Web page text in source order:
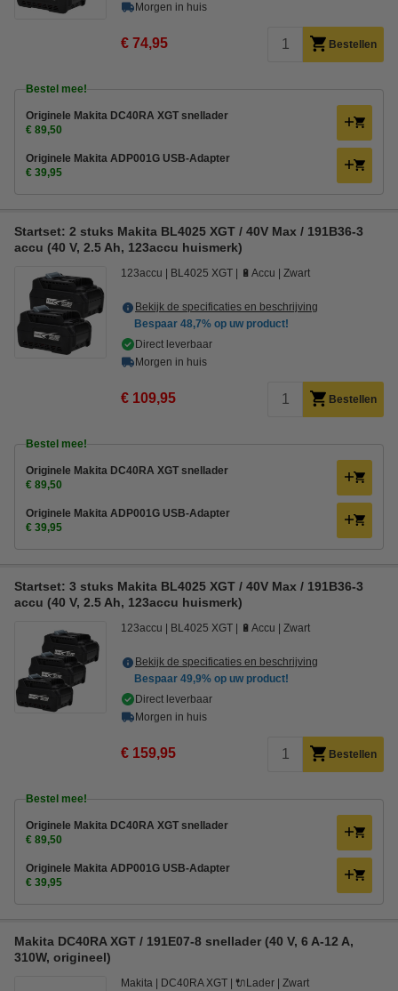
Morgen in huis
€ 74,95 Bestellen
Bestel mee!
Originele Makita DC40RA XGT snellader
€ 89,50
Originele Makita ADP001G USB-Adapter
€ 39,95
Startset: 2 stuks Makita BL4025 XGT / 40V Max / 191B36-3
accu (40 V, 2.5 Ah, 123accu huismerk)
123accu BL4025 XGT 🔋Accu Zwart
Bekijk de specificaties en beschrijving
Bespaar 48,7% op uw product!
Direct leverbaar
Morgen in huis
€ 109,95 Bestellen
Bestel mee!
Originele Makita DC40RA XGT snellader
€ 89,50
Originele Makita ADP001G USB-Adapter
€ 39,95
Startset: 3 stuks Makita BL4025 XGT / 40V Max / 191B36-3
accu (40 V, 2.5 Ah, 123accu huismerk)
123accu BL4025 XGT 🔋Accu Zwart
Bekijk de specificaties en beschrijving
Bespaar 49,9% op uw product!
Direct leverbaar
Morgen in huis
€ 159,95 Bestellen
Bestel mee!
Originele Makita DC40RA XGT snellader
€ 89,50
Originele Makita ADP001G USB-Adapter
€ 39,95
Makita DC40RA XGT / 191E07-8 snellader (40 V, 6 A-12 A,
310W, origineel)
Makita DC40RA XGT 🔌Lader Zwart